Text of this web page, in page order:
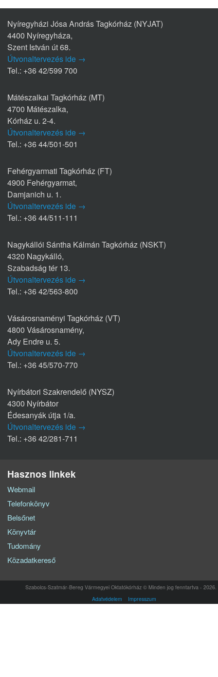
Nyíregyházi Jósa András Tagkórház (NYJAT)
4400 Nyíregyháza,
Szent István út 68.
Útvonaltervezés ide →
Tel.: +36 42/599 700
Mátészalkai Tagkórház (MT)
4700 Mátészalka,
Kórház u. 2-4.
Útvonaltervezés ide →
Tel.: +36 44/501-501
Fehérgyarmati Tagkórház (FT)
4900 Fehérgyarmat,
Damjanich u. 1.
Útvonaltervezés ide →
Tel.: +36 44/511-111
Nagykállói Sántha Kálmán Tagkórház (NSKT)
4320 Nagykálló,
Szabadság tér 13.
Útvonaltervezés ide →
Tel.: +36 42/563-800
Vásárosnaményi Tagkórház (VT)
4800 Vásárosnamény,
Ady Endre u. 5.
Útvonaltervezés ide →
Tel.: +36 45/570-770
Nyírbátori Szakrendelő (NYSZ)
4300 Nyírbátor
Édesanyák útja 1/a.
Útvonaltervezés ide →
Tel.: +36 42/281-711
Hasznos linkek
Webmail
Telefonkönyv
Belsőnet
Könyvtár
Tudomány
Közadatkereső
Szabolcs-Szatmár-Bereg Vármegyei Oktatókórház © Minden jog fenntartva - 2026.
Adatvédelem
Impresszum